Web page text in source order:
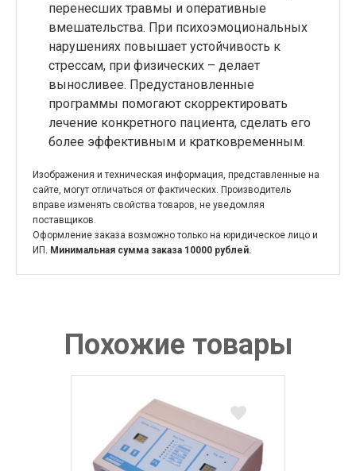
перенесших травмы и оперативные
вмешательства. При психоэмоциональных
нарушениях повышает устойчивость к
стрессам, при физических – делает
выносливее. Предустановленные
программы помогают скорректировать
лечение конкретного пациента, сделать его
более эффективным и кратковременным.
Изображения и техническая информация, представленные на
сайте, могут отличаться от фактических. Производитель
вправе изменять свойства товаров, не уведомляя
поставщиков.
Оформление заказа возможно только на юридическое лицо и
ИП. Минимальная сумма заказа 10000 рублей.
Похожие товары